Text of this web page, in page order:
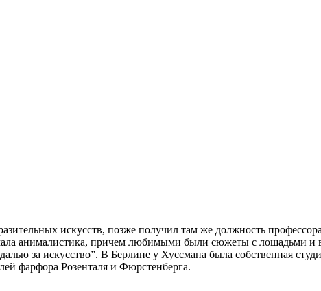
искусств, позже получил там же должность
анималистика, причем любимыми были сюжеты с лошадьми
за искусство”. В Берлине у Хуссмана была собственная
фарфора Розенталя и Фюрстенберга.